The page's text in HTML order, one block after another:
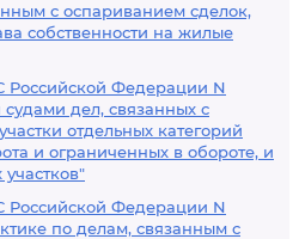
с оспариванием сделок,
собственности на жилые
Российской Федерации N
судами дел, связанных с
отдельных категорий
и ограниченных в обороте, и
Российской Федерации N
по делам, связанным с